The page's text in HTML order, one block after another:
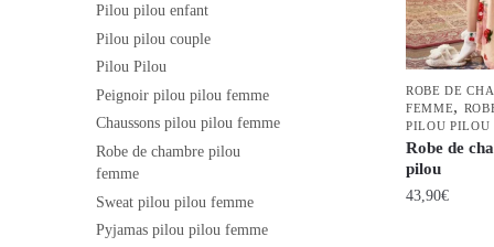
ROBE DE
FEMME,
PILOU PILOU
Robe de
pilou
43,90€
Pilou pilou enfant
Pilou pilou couple
Pilou Pilou
Peignoir pilou pilou femme
Chaussons pilou pilou femme
Robe de chambre pilou
femme
Sweat pilou pilou femme
Pyjamas pilou pilou femme